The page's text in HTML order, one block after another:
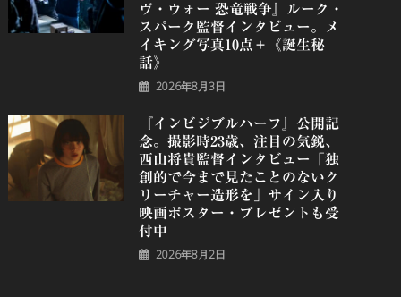
ヴ・ウォー 恐⻯戦争』ルーク・
スパーク監督インタビュー。メ
イキング写真10点＋《誕⽣秘
話》
2026年8月3日
『インビジブルハーフ』公開記
念。撮影時23歳、注目の気鋭、
⻄⼭将貴監督インタビュー「独
創的で今まで見たことのないク
リーチャー造形を」サイン入り
映画ポスター・プレゼントも受
付中
2026年8月2日